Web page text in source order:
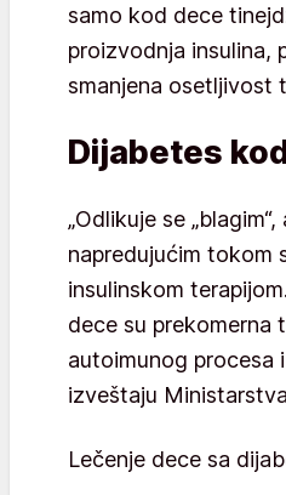
samo kod dece
proizvodnja insulina,
smanjena osetljivost
Dijabetes
„Odlikuje se
napredujućim tokom
insulinskom
dece su prekomerna
autoimunog procesa
izveštaju
Lečenje dece sa